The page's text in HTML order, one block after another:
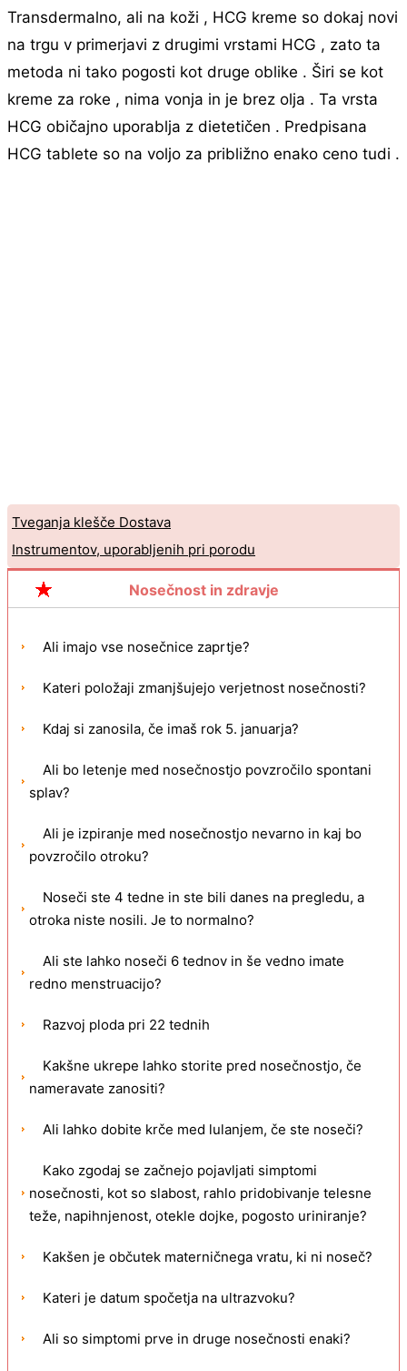
Transdermalno, ali na koži , HCG kreme so dokaj novi
na trgu v primerjavi z drugimi vrstami HCG , zato ta
metoda ni tako pogosti kot druge oblike . Širi se kot
kreme za roke , nima vonja in je brez olja . Ta vrsta
HCG običajno uporablja z dietetičen . Predpisana
HCG tablete so na voljo za približno enako ceno tudi .
Tveganja klešče Dostava
Instrumentov, uporabljenih pri porodu
Nosečnost in zdravje
Ali imajo vse nosečnice zaprtje?
Kateri položaji zmanjšujejo verjetnost nosečnosti?
Kdaj si zanosila, če imaš rok 5. januarja?
Ali bo letenje med nosečnostjo povzročilo spontani
splav?
Ali je izpiranje med nosečnostjo nevarno in kaj bo
povzročilo otroku?
Noseči ste 4 tedne in ste bili danes na pregledu, a
otroka niste nosili. Je to normalno?
Ali ste lahko noseči 6 tednov in še vedno imate
redno menstruacijo?
Razvoj ploda pri 22 tednih
Kakšne ukrepe lahko storite pred nosečnostjo, če
nameravate zanositi?
Ali lahko dobite krče med lulanjem, če ste noseči?
Kako zgodaj se začnejo pojavljati simptomi
nosečnosti, kot so slabost, rahlo pridobivanje telesne
teže, napihnjenost, otekle dojke, pogosto uriniranje?
Kakšen je občutek materničnega vratu, ki ni noseč?
Kateri je datum spočetja na ultrazvoku?
Ali so simptomi prve in druge nosečnosti enaki?